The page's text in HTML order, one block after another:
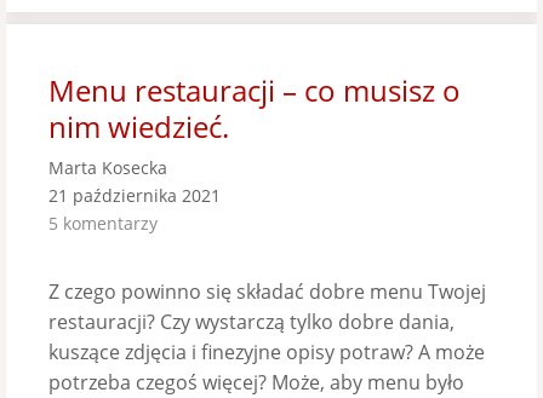
Menu restauracji – co musisz o
nim wiedzieć.
Marta Kosecka
21 października 2021
5 komentarzy
Z czego powinno się składać dobre menu Twojej
restauracji? Czy wystarczą tylko dobre dania,
kuszące zdjęcia i finezyjne opisy potraw? A może
potrzeba czegoś więcej? Może, aby menu było